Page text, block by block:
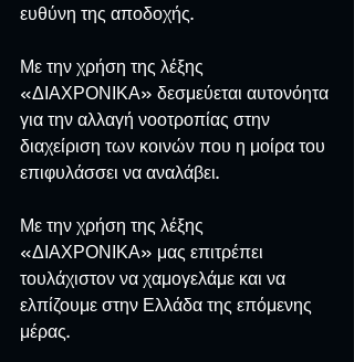
ευθύνη της αποδοχής.
Με την χρήση της λέξης
«ΔΙΑΧΡΟΝΙΚΑ» δεσμεύεται αυτονόητα
για την αλλαγή νοοτροπίας στην
διαχείριση των κοινών που η μοίρα του
επιφυλάσσει να αναλάβει.
Με την χρήση της λέξης
«ΔΙΑΧΡΟΝΙΚΑ» μας επιτρέπει
τουλάχιστον να χαμογελάμε και να
ελπίζουμε στην Ελλάδα της επόμενης
μέρας.